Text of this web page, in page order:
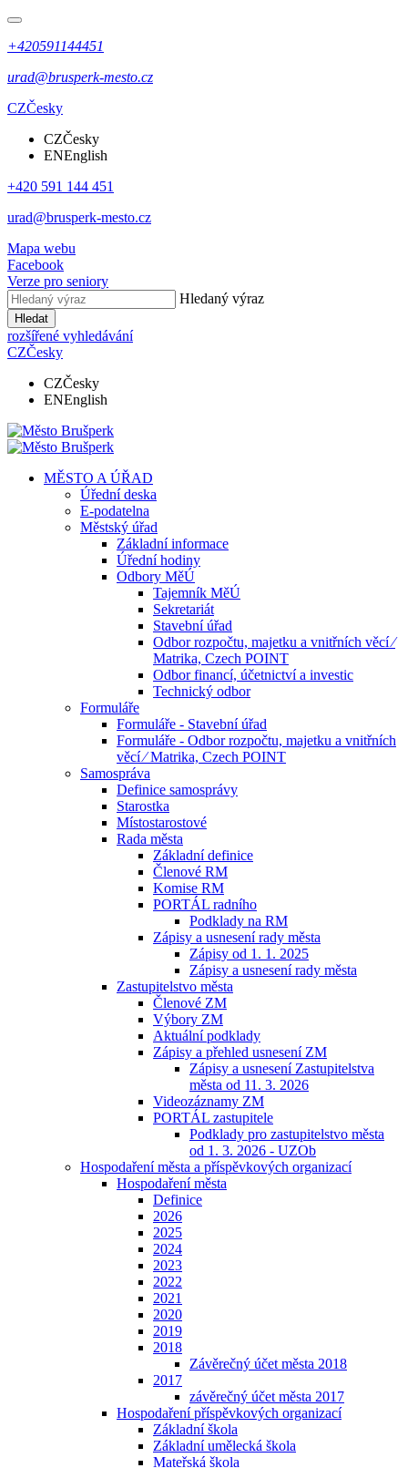
+420591144451
urad@brusperk-mesto.cz
CZČesky
CZČesky
ENEnglish
+420 591 144 451
urad@brusperk-mesto.cz
Mapa webu
Facebook
Verze pro seniory
Hledaný výraz
Hledat
rozšířené vyhledávání
CZČesky
CZČesky
ENEnglish
MĚSTO A ÚŘAD
Úřední deska
E-podatelna
Městský úřad
Základní informace
Úřední hodiny
Odbory MěÚ
Tajemník MěÚ
Sekretariát
Stavební úřad
Odbor rozpočtu, majetku a vnitřních věcí ⁄
Matrika, Czech POINT
Odbor financí, účetnictví a investic
Technický odbor
Formuláře
Formuláře - Stavební úřad
Formuláře - Odbor rozpočtu, majetku a vnitřních
věcí ⁄ Matrika, Czech POINT
Samospráva
Definice samosprávy
Starostka
Místostarostové
Rada města
Základní definice
Členové RM
Komise RM
PORTÁL radního
Podklady na RM
Zápisy a usnesení rady města
Zápisy od 1. 1. 2025
Zápisy a usnesení rady města
Zastupitelstvo města
Členové ZM
Výbory ZM
Aktuální podklady
Zápisy a přehled usnesení ZM
Zápisy a usnesení Zastupitelstva
města od 11. 3. 2026
Videozáznamy ZM
PORTÁL zastupitele
Podklady pro zastupitelstvo města
od 1. 3. 2026 - UZOb
Hospodaření města a příspěvkových organizací
Hospodaření města
Definice
2026
2025
2024
2023
2022
2021
2020
2019
2018
Závěrečný účet města 2018
2017
závěrečný účet města 2017
Hospodaření příspěvkových organizací
Základní škola
Základní umělecká škola
Mateřská škola